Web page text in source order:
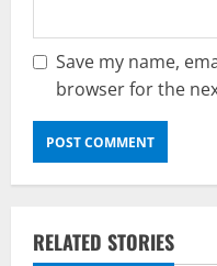
Save my name,
browser for the
RELATED STORIES